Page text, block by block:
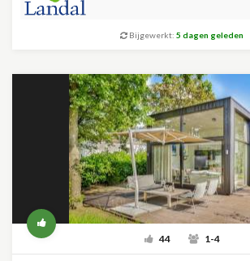
Bijgewerkt: 5 dagen geleden
44 1-4